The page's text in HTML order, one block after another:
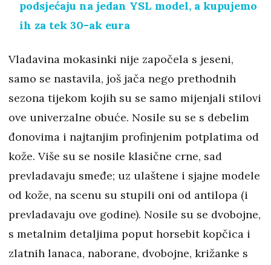
podsjećaju na jedan YSL model, a kupujemo
ih za tek 30-ak eura
Vladavina mokasinki nije započela s jeseni,
samo se nastavila, još jača nego prethodnih
sezona tijekom kojih su se samo mijenjali stilovi
ove univerzalne obuće. Nosile su se s debelim
đonovima i najtanjim profinjenim potplatima od
kože. Više su se nosile klasične crne, sad
prevladavaju smeđe; uz ulaštene i sjajne modele
od kože, na scenu su stupili oni od antilopa (i
prevladavaju ove godine). Nosile su se dvobojne,
s metalnim detaljima poput horsebit kopčica i
zlatnih lanaca, naborane, dvobojne, križanke s